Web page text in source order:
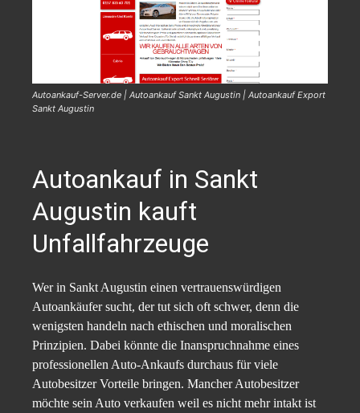
Autoankauf-Server.de | Autoankauf Sankt Augustin | Autoankauf Export
Sankt Augustin
Autoankauf in Sankt
Augustin kauft
Unfallfahrzeuge
Wer in Sankt Augustin einen vertrauenswürdigen
Autoankäufer sucht, der tut sich oft schwer, denn die
wenigsten handeln nach ethischen und moralischen
Prinzipien. Dabei könnte die Inanspruchnahme eines
professionellen Auto-Ankaufs durchaus für viele
Autobesitzer Vorteile bringen. Mancher Autobesitzer
möchte sein Auto verkaufen weil es nicht mehr intakt ist